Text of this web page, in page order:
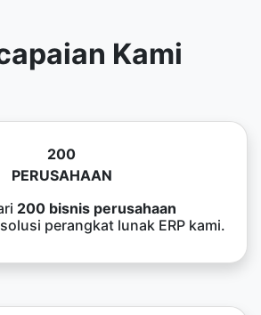
Kami
200
PERUSAHAAN
200 bisnis perusahaan
perangkat lunak ERP kami.